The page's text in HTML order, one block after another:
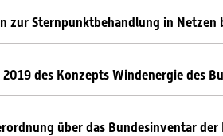
zur Sternpunktbehandlung in Netzen
des Konzepts Windenergie des
über das Bundesinventar